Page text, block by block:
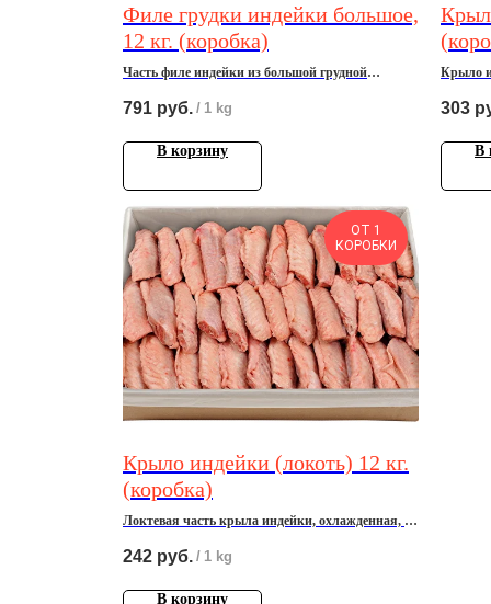
Филе грудки индейки большое,
12 кг. (коробка)
Часть филе индейки из большой грудной
791 руб. / 1 kg
В корзину
Крыло
303
В
ОТ 1
КОРОБКИ
Крыло индейки (локоть) 12 кг.
(коробка)
Локтевая часть крыла индейки, охлажденная, 12
242 руб. / 1 kg
В корзину